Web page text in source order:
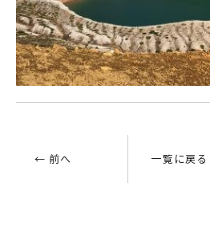
← 前へ 一覧に戻る